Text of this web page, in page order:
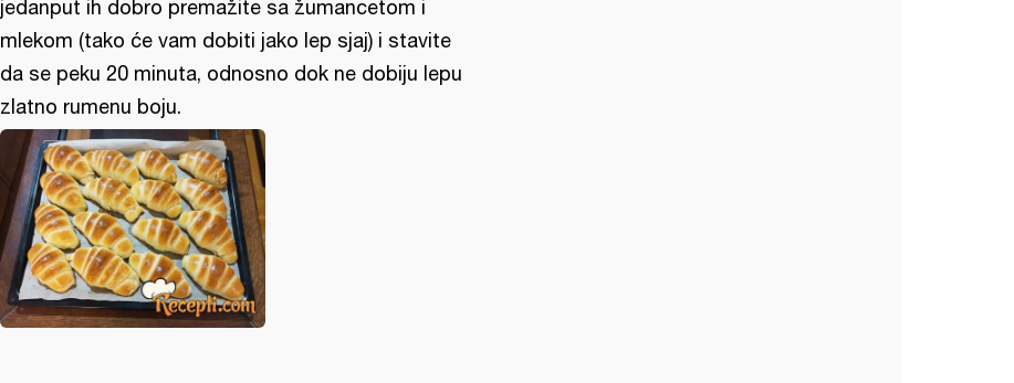
jedanput ih dobro premažite sa žumancetom i
mlekom (tako će vam dobiti jako lep sjaj) i stavite
da se peku 20 minuta, odnosno dok ne dobiju lepu
zlatno rumenu boju.